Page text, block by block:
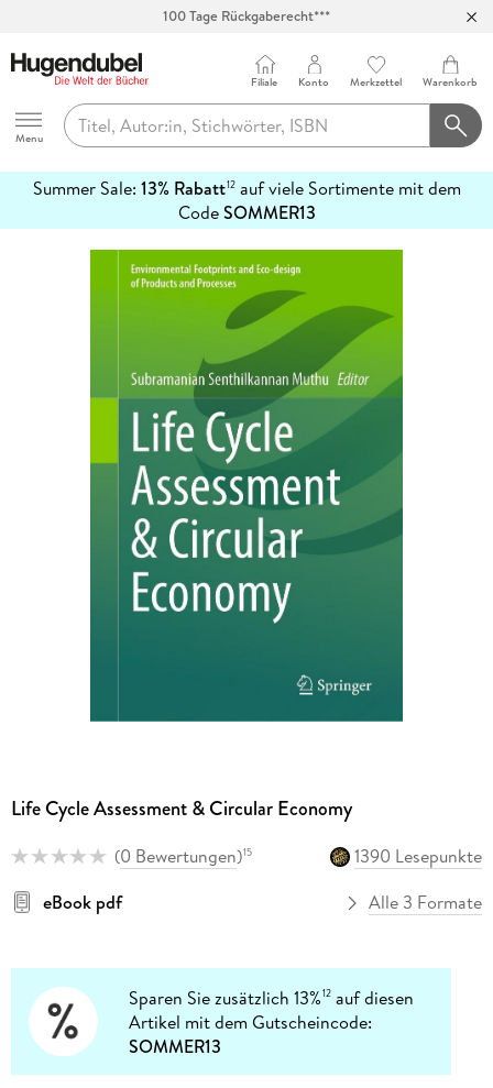
100 Tage Rückgaberecht***
Hugendubel
Menu
Filiale Konto Merkzettel Warenkorb
Summer Sale: 13% Rabatt12auf viele Sortimente mit dem
CodeSOMMER13
erfahren
Life Cycle Assessment & Circular Economy
(0 Bewertungen)15
1390 Lesepunkte
eBook pdf
Alle 3 Formate
Sparen Sie zusätzlich 13%12 auf diesen
Artikel mit dem Gutscheincode:
SOMMER13